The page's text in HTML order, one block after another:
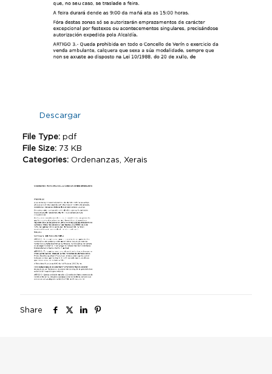
Descargar
File Type: pdf
File Size: 73 KB
Categories: Ordenanzas, Xerais
Share